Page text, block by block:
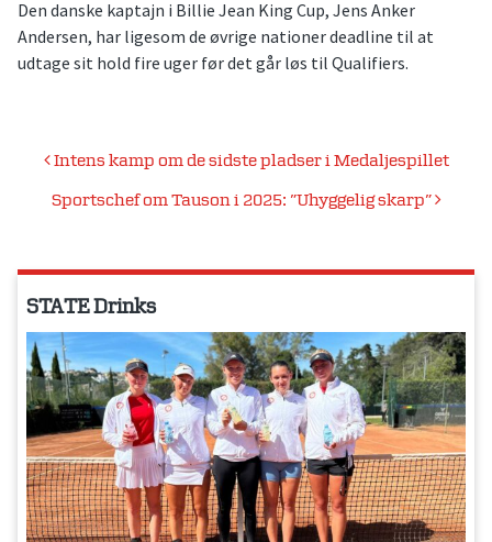
Den danske kaptajn i Billie Jean King Cup, Jens Anker
Andersen, har ligesom de øvrige nationer deadline til at
udtage sit hold fire uger før det går løs til Qualifiers.
Indlægsnavigation
Intens kamp om de sidste pladser i Medaljespillet
Sportschef om Tauson i 2025: ”Uhyggelig skarp”
STATE Drinks